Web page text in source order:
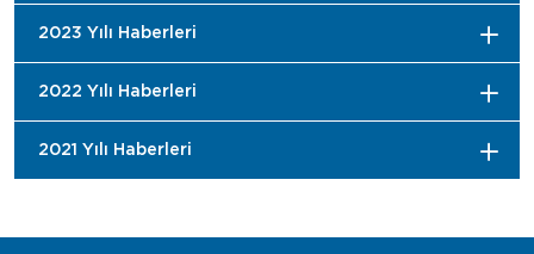
2023 Yılı Haberleri
2022 Yılı Haberleri
2021 Yılı Haberleri